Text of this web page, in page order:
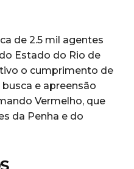
de 2.5 mil agentes
Estado do Rio de
o cumprimento de
e apreensão
Vermelho, que
da Penha e do